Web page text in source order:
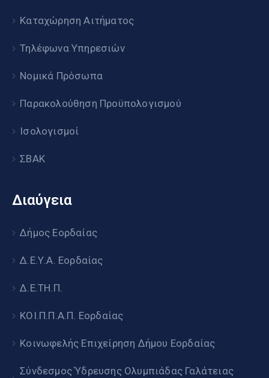
Καταχώρηση Αιτήματος
Τηλέφωνα Υπηρεσιών
Νομικά Πρόσωπα
Παρακολούθηση Προϋπολογισμού
Ισολογισμοί
ΣΒΑΚ
Διαύγεια
Δήμος Εορδαίας
Δ.Ε.Υ.Α. Εορδαίας
Δ.Ε.ΤΗ.Π.
ΚΟΙ.Π.Π.Α.Π. Εορδαίας
Κοινωφελής Επιχείρηση Δήμου Εορδαίας
Σύνδεσμος Ύδρευσης Ολυμπιάδας Γαλάτειας